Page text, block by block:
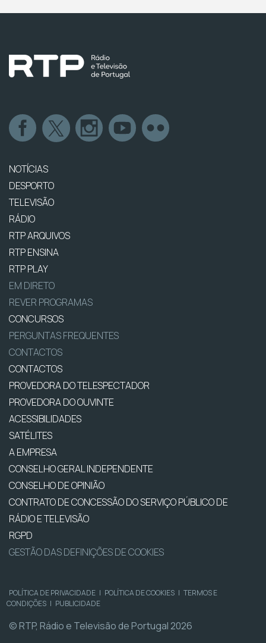
NOTÍCIAS
DESPORTO
TELEVISÃO
RÁDIO
RTP ARQUIVOS
RTP ENSINA
RTP PLAY
EM DIRETO
REVER PROGRAMAS
CONCURSOS
PERGUNTAS FREQUENTES
CONTACTOS
CONTACTOS
PROVEDORA DO TELESPECTADOR
PROVEDORA DO OUVINTE
ACESSIBILIDADES
SATÉLITES
A EMPRESA
CONSELHO GERAL INDEPENDENTE
CONSELHO DE OPINIÃO
CONTRATO DE CONCESSÃO DO SERVIÇO PÚBLICO DE
RÁDIO E TELEVISÃO
RGPD
GESTÃO DAS DEFINIÇÕES DE COOKIES
POLÍTICA DE PRIVACIDADE | POLÍTICA DE COOKIES | TERMOS E
CONDIÇÕES | PUBLICIDADE
© RTP, Rádio e Televisão de Portugal 2026